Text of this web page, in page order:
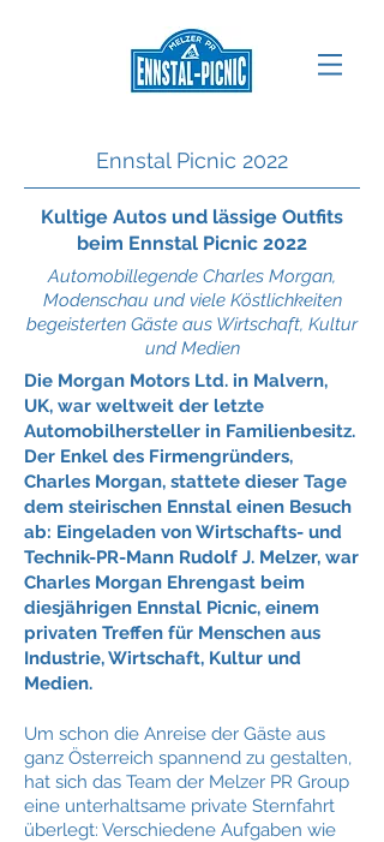
Ennstal Picnic 2022
Kultige Autos und lässige Outfits
beim Ennstal Picnic 2022
Automobillegende Charles Morgan,
Modenschau und viele Köstlichkeiten
begeisterten Gäste aus Wirtschaft, Kultur
und Medien
Die Morgan Motors Ltd. in Malvern,
UK, war weltweit der letzte
Automobilhersteller in Familienbesitz.
Der Enkel des Firmengründers,
Charles Morgan, stattete dieser Tage
dem steirischen Ennstal einen Besuch
ab: Eingeladen von Wirtschafts- und
Technik-PR-Mann Rudolf J. Melzer, war
Charles Morgan Ehrengast beim
diesjährigen Ennstal Picnic, einem
privaten Treffen für Menschen aus
Industrie, Wirtschaft, Kultur und
Medien.
Um schon die Anreise der Gäste aus
ganz Österreich spannend zu gestalten,
hat sich das Team der Melzer PR Group
eine unterhaltsame private Sternfahrt
überlegt: Verschiedene Aufgaben wie